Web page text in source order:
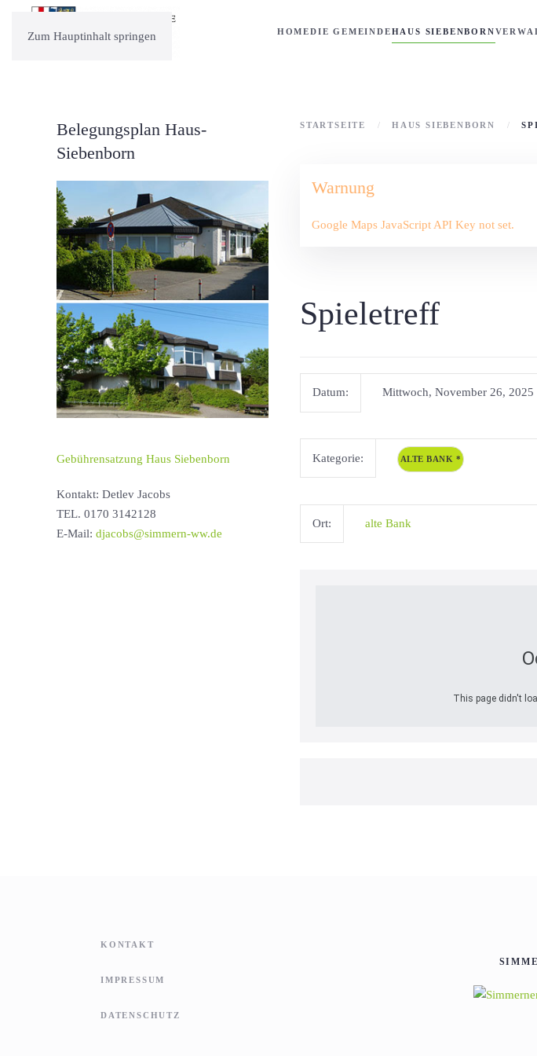
Zum Hauptinhalt springen HOMEDIE GEMEINDEHAUS SIEBENBORN
STARTSEITE HAUS SIEBENBORN
Warnung
Google Maps JavaScript API Key not set.
Spieletreff
Datum: Mittwoch, November 26, 2025
Kategorie: ALTE BANK *
Ort: alte Bank
This page didn't
Belegungsplan Haus-
Siebenborn
Gebührensatzung Haus Siebenborn
Kontakt: Detlev Jacobs
TEL. 0170 3142128
E-Mail: djacobs@simmern-ww.de
KONTAKT
IMPRESSUM
DATENSCHUTZ